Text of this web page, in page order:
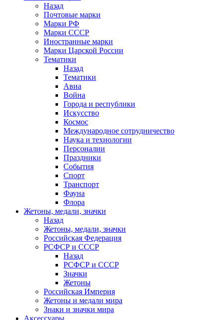
Назад
Почтовые марки
Марки РФ
Марки СССР
Иностранные марки
Марки Царской России
Тематики
Назад
Тематики
Авиа
Война
Города и республики
Искусство
Космос
Международное сотрудничество
Наука и технологии
Персоналии
Праздники
События
Спорт
Транспорт
Фауна
Флора
Жетоны, медали, значки
Назад
Жетоны, медали, значки
Российская Федерация
РСФСР и СССР
Назад
РСФСР и СССР
Значки
Жетоны
Российская Империя
Жетоны и медали мира
Знаки и значки мира
Аксессуары